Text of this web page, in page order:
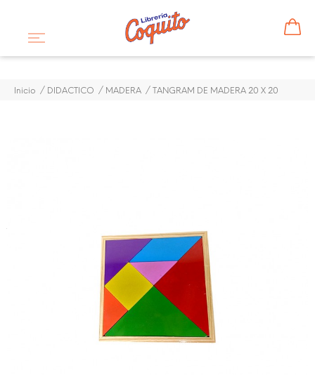
Inicio DIDACTICO MADERA TANGRAM DE MADERA 20 X 20